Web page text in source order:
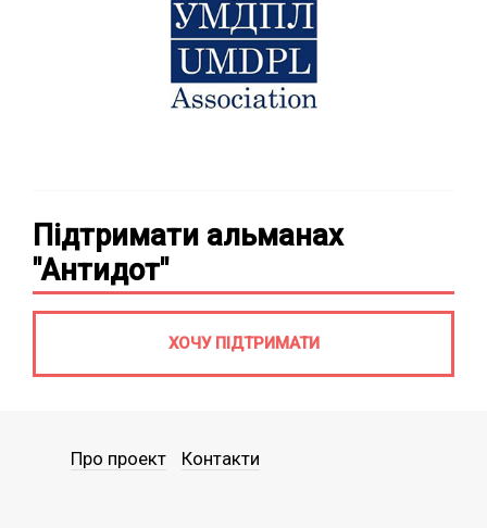
Підтримати альманах
"Антидот"
ХОЧУ ПІДТРИМАТИ
Про проект Контакти